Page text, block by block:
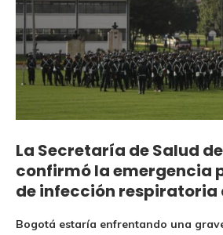
La Secretaría de Salud
confirmó la emergencia
de infección respiratoria
Bogotá estaría enfrentando una